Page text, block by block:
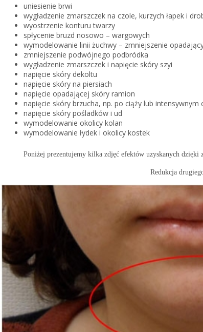
uniesienie brwi
wygładzenie zmarszczek na czole, kurzych łapek i
wyostrzenie konturu twarzy
spłycenie bruzd nosowo – wargowych
wymodelowanie linii żuchwy – zmniejszenie
zmniejszenie podwójnego podbródka
wygładzenie zmarszczek i napięcie skóry szyi
napięcie skóry dekoltu
napięcie skóry na piersiach
napięcie opadającej skóry ramion
napięcie skóry brzucha, np. po ciąży lub intensywnym
napięcie skóry pośladków i ud
wymodelowanie okolicy kolan
wymodelowanie łydek i okolicy kostek
Poniżej prezentujemy kilka zdjęć efektów uzyskanych
Redukcja